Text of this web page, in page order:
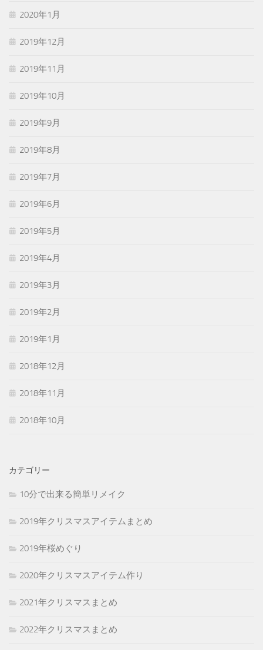
2020年1月
2019年12月
2019年11月
2019年10月
2019年9月
2019年8月
2019年7月
2019年6月
2019年5月
2019年4月
2019年3月
2019年2月
2019年1月
2018年12月
2018年11月
2018年10月
カテゴリー
10分で出来る簡単リメイク
2019年クリスマスアイテムまとめ
2019年桜めぐり
2020年クリスマスアイテム作り
2021年クリスマスまとめ
2022年クリスマスまとめ